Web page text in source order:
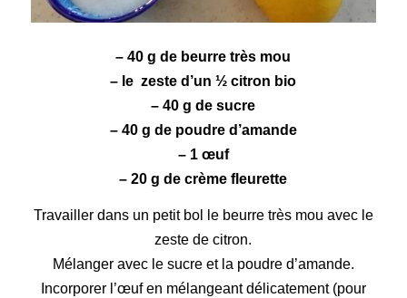
– 40 g de beurre très mou
– le zeste d’un ½ citron bio
– 40 g de sucre
– 40 g de poudre d’amande
– 1 œuf
– 20 g de crème fleurette
Travailler dans un petit bol le beurre très mou avec le
zeste de citron.
Mélanger avec le sucre et la poudre d’amande.
Incorporer l’œuf en mélangeant délicatement (pour